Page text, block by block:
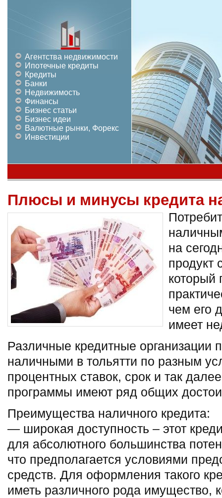
Агентства недвижимости
Ипотечные кредиты
Кредиты
Банки
Недвижимость
Финансы
Бизнес статьи
Бизнес идеи
Валютные рынки, Форекс
Инвестиции
Плюсы и минусы кредита
на
продукт
который
чем его
имеет
Различные кредитные организации
наличными в тольятти по разным
процентных ставок, срок и так
программы имеют ряд общих
Преимущества наличного кредита:
— широкая доступность – этот
для абсолютного большинства
что предполагается условиями
средств. Для оформления такого
иметь различного рода имущество,